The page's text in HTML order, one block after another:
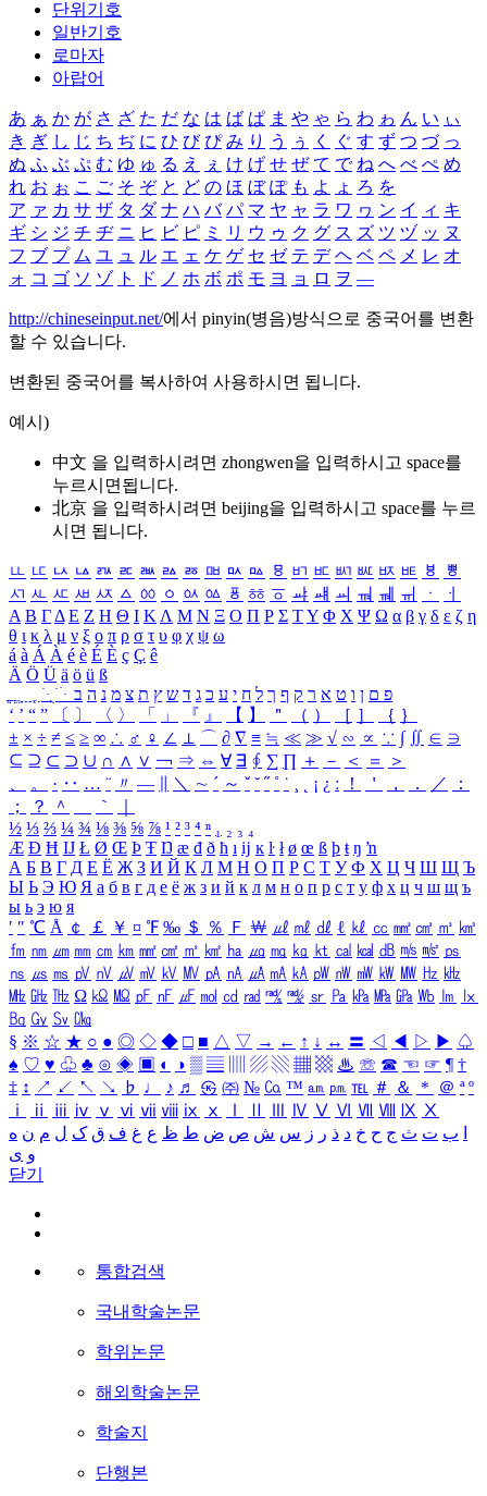
단위기호
일반기호
로마자
아랍어
あ ぁ か が さ ざ た だ な は ば ぱ ま や ゃ ら わ ゎ ん い ぃ
き ぎ し じ ち ぢ に ひ び ぴ み り う ぅ く ぐ す ず つ づ っ
ぬ ふ ぶ ぷ む ゆ ゅ る え ぇ け げ せ ぜ て で ね へ べ ぺ め
れ お ぉ こ ご そ ぞ と ど の ほ ぼ ぽ も よ ょ ろ を
ア ァ カ サ ザ タ ダ ナ ハ バ パ マ ヤ ャ ラ ワ ヮ ン イ ィ キ
ギ シ ジ チ ヂ ニ ヒ ビ ピ ミ リ ウ ゥ ク グ ス ズ ツ ヅ ッ ヌ
フ ブ プ ム ユ ュ ル エ ェ ケ ゲ セ ゼ テ デ ヘ ベ ペ メ レ オ
ォ コ ゴ ソ ゾ ト ド ノ ホ ボ ポ モ ヨ ョ ロ ヲ ―
http://chineseinput.net/에서 pinyin(병음)방식으로 중국어를 변환
할 수 있습니다.
변환된 중국어를 복사하여 사용하시면 됩니다.
예시)
中文 을 입력하시려면 zhongwen을 입력하시고 space를
누르시면됩니다.
北京 을 입력하시려면 beijing을 입력하시고 space를 누르
시면 됩니다.
ㅥ ㅦ ㅧ ㅨ ㅩ ㅪ ㅫ ㅬ ㅭ ㅮ ㅯ ㅰ ㅱ ㅲ ㅳ ㅴ ㅵ ㅶ ㅷ ㅸ
ㅹ
ㅺ ㅻ ㅼ ㅽ ㅾ ㅿ ㆀ ㆁ ㆂ ㆃ ㆄ ㆅ ㆆ ㆇ ㆈ ㆉ ㆊ ㆋ ㆌ ㆍ
ㆎ
Α Β ΓΔ Ε Ζ Η Θ Ι ΚΛ Μ Ν Ξ Ο Π Ρ Σ ΤΥ Φ Χ Ψ Ω α β γ δ ε ζ η
θ ι κ λ μ ν ξ ο π ρ σ τ υ φ χ ψ ω
á à Á À é è É È ç Ç ê
Ä Ö Ü ä ö ü ß
ִֶֹ ֻּ ׁׂ פ ם ן ו ט א ר ק ף ך ל ח י ע כ ג ד ש ץ ת צ מ נ ה ב
‘ ’ “ ” 〔 〕 〈 〉 「 」 『 』 【 】 ＂ （ ） ［ ］ ｛ ｝
± × ÷ ≠ ≤ ≥ ∞ ∴ ♂ ♀ ∠ ⊥ ⌒ ∂ ∇ ≡ ≒ ≪ ≫ √ ∽ ∝ ∵ ∫ ∬ ∈ ∋
⊆ ⊇ ⊂ ⊃ ∪ ∩ ∧ ∨ ￢ ⇒ ⇔ ∀ ∃ ∮ ∑ ∏ ＋ － ＜ ＝
＞
、
。 · ‥ … ¨ 〃 ― ＼ ∼ ´ ～ ˇ ˘ ˝ ˚ ˙ ¸ ¡ ¿ ː ！ ＇ ， ． ／
：
；
？ ＾ ｀
½ ⅓ ⅔ ¼ ¾ ⅛ ⅜ ⅝ ⅞ ¹ ² ³ ⁴ ⁿ ₁ ₂ ₃ ₄
Æ Ð Ħ Ĳ Ł Ø Œ Þ Ŧ Ŋ æ đ ð ħ ı ĳ ĸ ŀ ł ø œ ß þ ŧ ŋ ŉ
А Б В Г Д Е Ё Ж З И Й К Л М Н О П Р С Т У Ф Х Ц Ч Ш Щ Ъ
Ы Ь Э Ю Я а б в г д е ё ж з и й к л м н о п р с т у ф х ц ч ш щ ъ
ы ь э ю я
′ ″ ℃ Å ￠ ￡ ￥ ¤ ℉ ‰ ＄ ％ Ｆ ￦ ㎕ ㎖ ㎗ ℓ ㎘ ㏄ ㎣ ㎤ ㎥ ㎦
㎙ ㎚ ㎛ ㎜ ㎝ ㎞ ㎟ ㎠ ㎡ ㎢ ㏊ ㎍ ㎎ ㎏ ㏏ ㎈ ㎉ ㏈ ㎧ ㎨ ㎰
㎱ ㎲ ㎳ ㎴ ㎵ ㎶ ㎷ ㎸ ㎹ ㎀ ㎁ ㎂ ㎃ ㎄ ㎺ ㎻ ㎽ ㎾ ㎿ ㎐ ㎑
㎒ ㎓ ㎔ Ω ㏀ ㏁ ㎊ ㎋ ㎌ ㏖ ㏅ ㎭ ㎮ ㎯ ㏛ ㎩ ㎪ ㎫ ㎬ ㏝ ㏐
㏓
㏃ ㏉ ㏜ ㏆
§ ※ ☆ ★ ○ ● ◎ ◇ ◆ □ ■ △ ▽ → ← ↑ ↓ ↔ 〓 ◁ ◀ ▷ ▶ ♤
♠ ♡ ♥ ♧ ♣ ⊙ ◈ ▣ ◐ ◑ ▒ ▤ ▨ ▧ ▦ ▩ ♨ ☏ ☎ ☜ ☞ ¶ †
‡ ↕ ↗ ↙ ↖ ↘ ♭ ♩ ♪ ♬ ㉿ ㈜ № ㏇ ™ ㏂ ㏘ ℡ ＃ ＆ ＊ ＠ ª º
ⅰ
ⅱ ⅲ ⅳ ⅴ ⅵ ⅶ ⅷ ⅸ ⅹ Ⅳ Ⅴ Ⅵ Ⅶ Ⅷ Ⅸ Ⅹ
ب ت ث ج ح خ د ذ ر ز س ش ص ض ط ظ ع غ ف ق ک ل م ن ه
و ی
닫기
통합검색
국내학술논문
학위논문
해외학술논문
학술지
단행본